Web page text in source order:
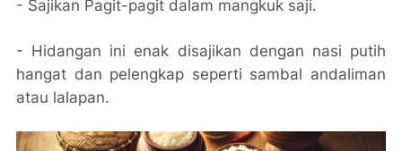
- Sajikan Pagit-pagit dalam mangkuk saji.
- Hidangan ini enak disajikan dengan nasi putih
hangat dan pelengkap seperti sambal andaliman
atau lalapan.